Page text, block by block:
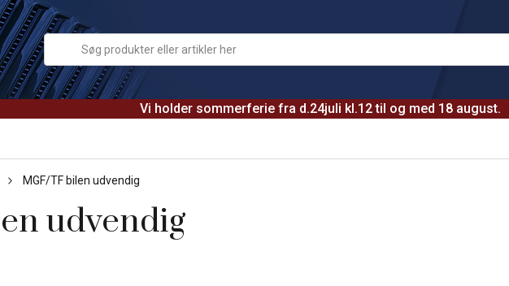
Vi holder sommerferie fra d.24juli kl.12 til og med 18 august.
MGF/TF bilen udvendig
udvendig